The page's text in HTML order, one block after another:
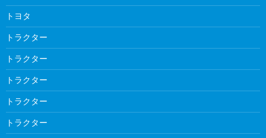
トヨタ
トラクター
トラクター
トラクター
トラクター
トラクター